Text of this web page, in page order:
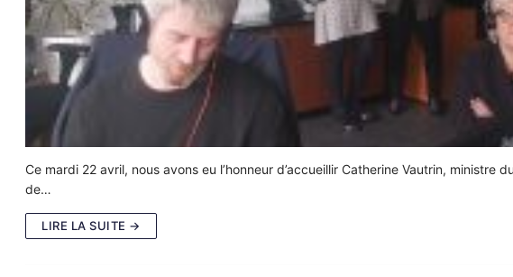
Ce mardi 22 avril, nous avons eu l’honneur d’accueillir Catherine Vautrin,
de…
LIRE LA SUITE →